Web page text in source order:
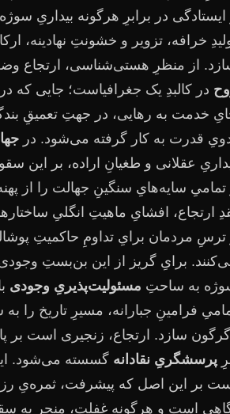
ایستادگی در برابرِ هرگونه بیداریِ
خرافه، تزویر و خشونتِ نهادینه،
از منظرِ هستی‌شناسی، ارتجاع
در کالبدِ یک جغرافیاست؛ جایی که
خدمت به رهایی، در جهتِ تعمیقِ
قدرت به کار گرفته می‌شود. در
عقلانی و طغیانِ اراده، بر این
تمامیِ سایه‌هایِ سنگینِ جهالت را از
ارتجاع، افشایِ ماهیتِ انگلیِ
ترسِ مردمان برایِ تداومِ حاکمیتِ
برایِ گریز از این بن‌بستِ
به ساحتِ مسئولیت‌پذیریِ وجودی
فرامینِ جبارانه، مسیرِ تاریخ را
سازد. ارتجاع، زنجیری است بر پایِ
پرسشگریِ نقادانه گسسته می‌شود.
بر این اصل که پیشرفت، ثمره‌یِ
است و هرگونه غفلت، منجر به